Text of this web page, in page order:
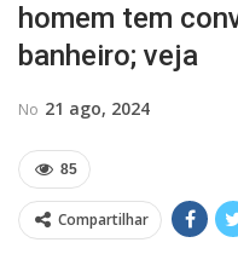
homem tem
banheiro; veja
No 21 ago, 2024
85
Compartilhar